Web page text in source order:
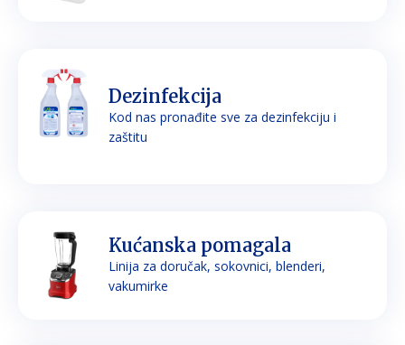
Dezinfekcija
Kod nas pronađite sve za dezinfekciju i
zaštitu
Kućanska pomagala
Linija za doručak, sokovnici, blenderi,
vakumirke